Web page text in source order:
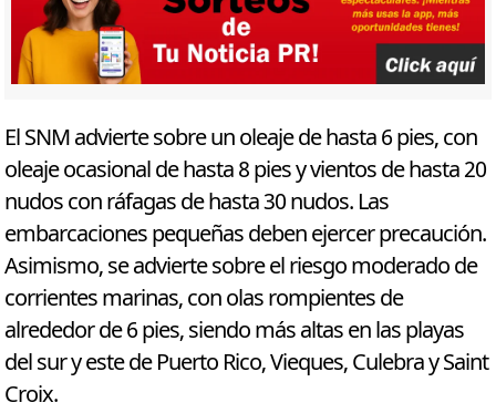
El SNM advierte sobre un oleaje de hasta 6 pies, con
oleaje ocasional de hasta 8 pies y vientos de hasta 20
nudos con ráfagas de hasta 30 nudos. Las
embarcaciones pequeñas deben ejercer precaución.
Asimismo, se advierte sobre el riesgo moderado de
corrientes marinas, con olas rompientes de
alrededor de 6 pies, siendo más altas en las playas
del sur y este de Puerto Rico, Vieques, Culebra y Saint
Croix.